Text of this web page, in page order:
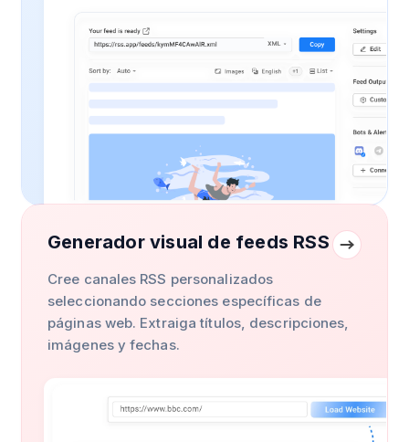
Generador visual de feeds RSS
Cree canales RSS personalizados
seleccionando secciones específicas de
páginas web. Extraiga títulos, descripciones,
imágenes y fechas.